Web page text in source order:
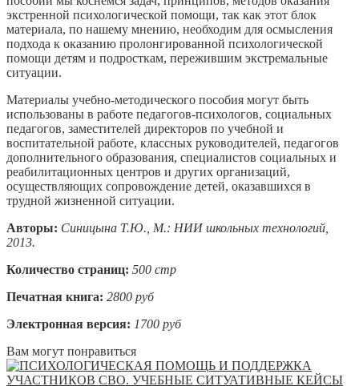
экстренной психологической помощи, так как этот блок
материала, по нашему мнению, необходим для осмысления
подхода к оказанию пролонгированной психологической
помощи детям и подросткам, пережившим экстремальные
ситуации.
Материалы учебно-методического пособия могут быть
использованы в работе педагогов-психологов, социальных
педагогов, заместителей директоров по учебной и
воспитательной работе, классных руководителей, педагогов
дополнительного образования, специалистов социальных и
реабилитационных центров и других организаций,
осуществляющих сопровождение детей, оказавшихся в
трудной жизненной ситуации.
Авторы: Синицына Т.Ю., М.: НИИ школьных технологий,
2013.
Количество страниц: 500 стр
Печатная книга: 2800 руб
Электронная версия: 1700 руб
Вам могут понравиться